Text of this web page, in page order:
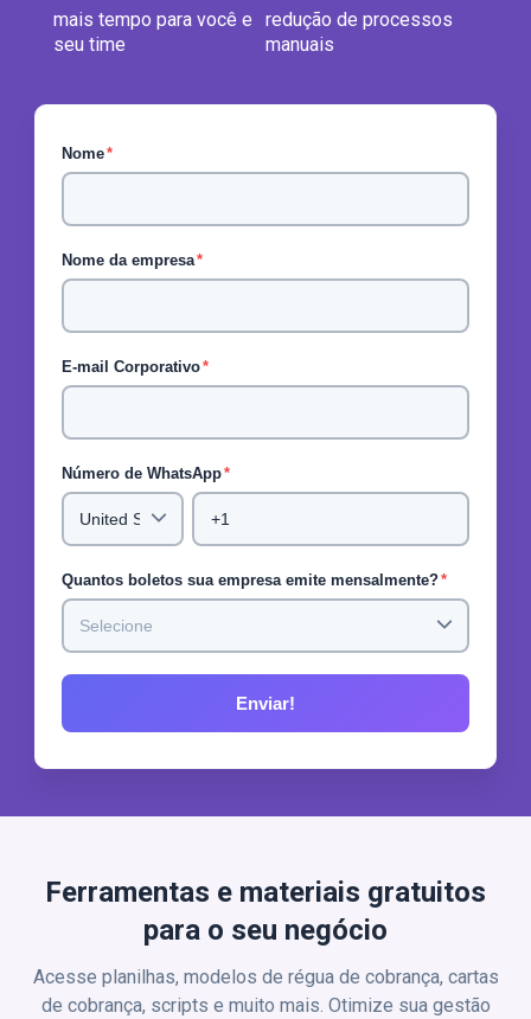
mais tempo para você e
seu time
redução de processos
manuais
Nome*
Nome da empresa*
E-mail Corporativo*
Número de WhatsApp*
Quantos boletos sua empresa emite mensalmente?*
Ferramentas e materiais gratuitos
para o seu negócio
Acesse planilhas, modelos de régua de cobrança, cartas
de cobrança, scripts e muito mais. Otimize sua gestão